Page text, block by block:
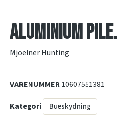
Aluminium pile.
Mjoelner Hunting
VARENUMMER10607551381
Kategori
Bueskydning